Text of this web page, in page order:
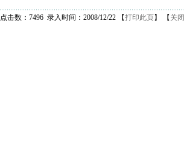
点击数：7496 录入时间：2008/12/22 【打印此页】 【 关闭